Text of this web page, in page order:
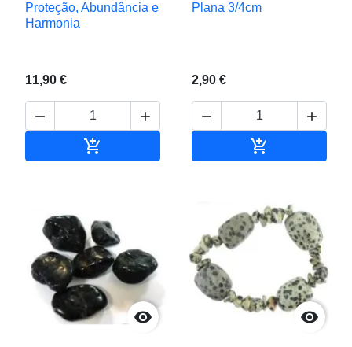
Proteção, Abundância e
Harmonia
11,90 €
 

Plana 3/4cm
2,90 €
 

 